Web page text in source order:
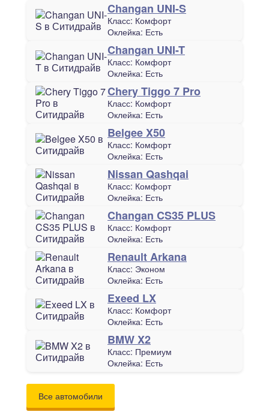
Changan UNI-S
Класс: Комфорт
Оклейка: Есть
Changan UNI-T
Класс: Комфорт
Оклейка: Есть
Chery Tiggo 7 Pro
Класс: Комфорт
Оклейка: Есть
Belgee X50
Класс: Комфорт
Оклейка: Есть
Nissan Qashqai
Класс: Комфорт
Оклейка: Есть
Changan CS35 PLUS
Класс: Комфорт
Оклейка: Есть
Renault Arkana
Класс: Эконом
Оклейка: Есть
Exeed LX
Класс: Комфорт
Оклейка: Есть
BMW X2
Класс: Премиум
Оклейка: Есть
Все автомобили